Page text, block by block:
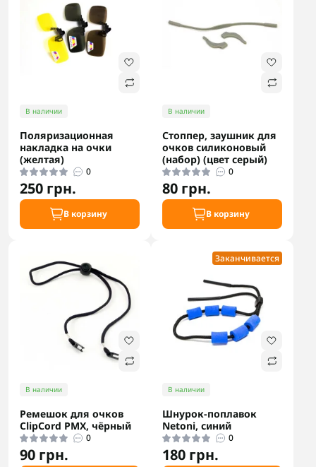
В наличии
Поляризационная
накладка на очки
(желтая)
0
250 грн.
В корзину
В наличии
Стоппер, заушник для
очков силиконовый
(набор) (цвет серый)
0
80 грн.
В корзину
В наличии
Ремешок для очков
ClipСord PMX, чёрный
0
90 грн.
Заканчивается
В наличии
Шнурок-поплавок
Netoni, синий
0
180 грн.